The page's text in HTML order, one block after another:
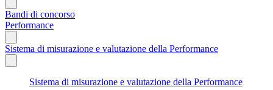
Bandi di concorso
Performance
Sistema di misurazione e valutazione della Performance
Sistema di misurazione e valutazione della Performance